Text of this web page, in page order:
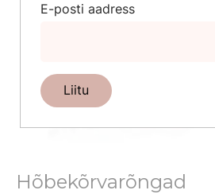
Hõbekõrvarõngad
E-posti aadress
Liitu